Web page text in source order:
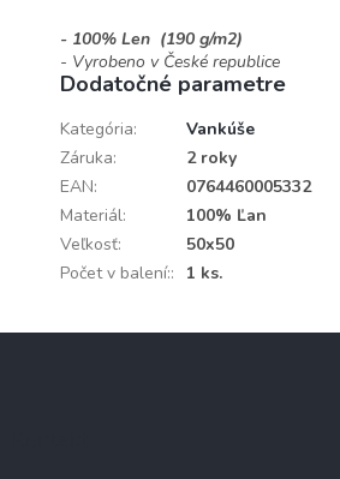
- 100% Len (190 g/m2)
- Vyrobeno v České republice
Dodatočné parametre
Kategória:
Vankúše
Záruka:
2 roky
EAN:
0764460005332
Materiál:
100% Ľan
Veľkosť:
50x50
Počet v balení:: 1 ks.